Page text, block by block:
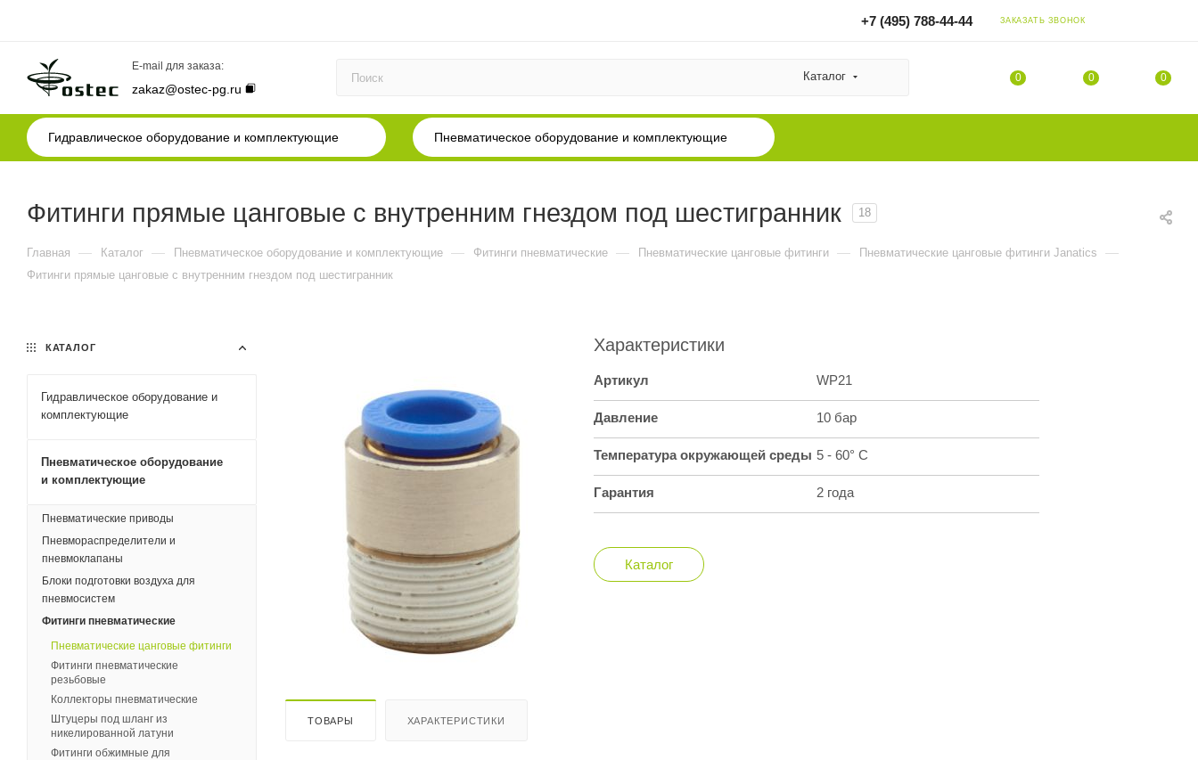
+7 (495) 788-44-44 ЗАКАЗАТЬ ЗВОНОК
E-mail для заказа:
zakaz@ostec-pg.ru
Каталог 0 0 0
Гидравлическое оборудование и комплектующие Пневматическое оборудование и комплектующие
Фитинги прямые цанговые с внутренним гнездом под шестигранник 18
Главная — Каталог — Пневматическое оборудование и комплектующие — Фитинги пневматические — Пневматические цанговые фитинги — Пневматические цанговые фитинги Janatics —
Фитинги прямые цанговые с внутренним гнездом под шестигранник
Характеристики
Артикул WP21
Давление 10 бар
Температура окружающей среды 5 - 60° С
Гарантия 2 года
Каталог
ТОВАРЫ ХАРАКТЕРИСТИКИ
КАТАЛОГ
Гидравлическое оборудование и
комплектующие
Пневматическое оборудование
и комплектующие
Пневматические приводы
Пневмораспределители и
пневмоклапаны
Блоки подготовки воздуха для
пневмосистем
Фитинги пневматические
Пневматические цанговые фитинги
Фитинги пневматические
резьбовые
Коллекторы пневматические
Штуцеры под шланг из
никелированной латуни
Фитинги обжимные для